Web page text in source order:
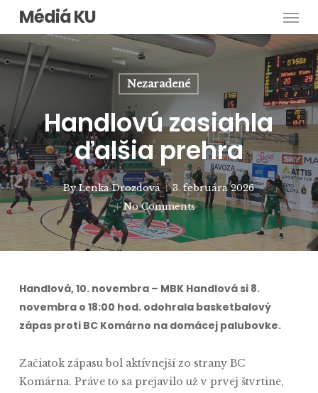
Skip
main
content
Médiá KU
Nezaradené
Handlovú zasiahla
ďalšia prehra
By Lenka Drozdová
3. februára 2026
No Comments
Handlová, 10. novembra – MBK Handlová si 8.
novembra o 18:00 hod. odohrala basketbalový
zápas proti BC Komárno na domácej palubovke.
Začiatok zápasu bol aktívnejší zo strany BC
Komárna. Práve to sa prejavilo už v prvej štvrtine,